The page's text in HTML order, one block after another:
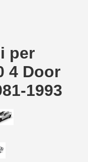
per
4 Door
1993